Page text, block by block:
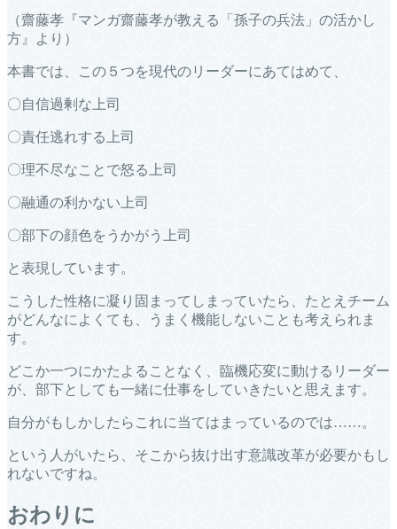
（齋藤孝『マンガ齋藤孝が教える「孫子の兵法」の活かし
方』より）
本書では、この５つを現代のリーダーにあてはめて、
〇自信過剰な上司
〇責任逃れする上司
〇理不尽なことで怒る上司
〇融通の利かない上司
〇部下の顔色をうかがう上司
と表現しています。
こうした性格に凝り固まってしまっていたら、たとえチーム
がどんなによくても、うまく機能しないことも考えられま
す。
どこか一つにかたよることなく、臨機応変に動けるリーダー
が、部下としても一緒に仕事をしていきたいと思えます。
自分がもしかしたらこれに当てはまっているのでは……。
という人がいたら、そこから抜け出す意識改革が必要かもし
れないですね。
おわりに